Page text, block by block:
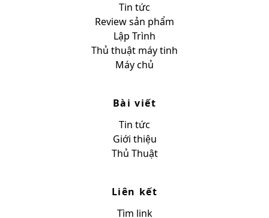
Tin tức
Review sản phẩm
Lập Trình
Thủ thuật máy tinh
Máy chủ
Bài viết
Tin tức
Giới thiệu
Thủ Thuật
Liên kết
Tìm link